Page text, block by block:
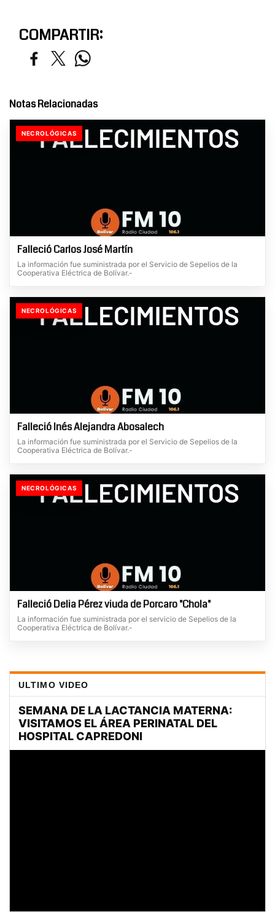
COMPARTIR:
Notas Relacionadas
NECROLÓGICAS
Falleció Carlos José Martín
La información fue suministrada por el Servicio de Sepelios de la
Cooperativa Eléctrica de Bolívar.-
NECROLÓGICAS
Falleció Inés Alejandra Abosalech
La información fue suministrada por el Servicio de Sepelios de la
Cooperativa Eléctrica de Bolívar.-
NECROLÓGICAS
Falleció Delia Pérez viuda de Porcaro "Chola"
La información fue suministrada por el servicio de Sepelios de la
Cooperativa Eléctrica de Bolívar.-
ULTIMO VIDEO